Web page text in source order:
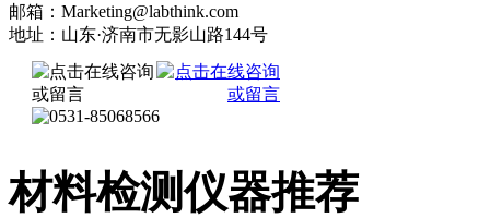
邮箱：Marketing@labthink.com
地址：山东·济南市无影山路144号
材料检测仪器推荐